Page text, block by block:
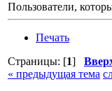
Пользователи,
Печать
Страницы: [1]
« предыдущая тема